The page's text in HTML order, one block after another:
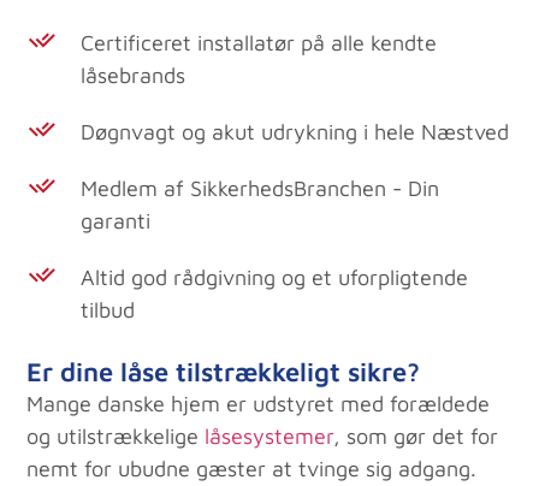
Certificeret installatør på alle kendte
låsebrands
Døgnvagt og akut udrykning i hele Næstved
Medlem af SikkerhedsBranchen - Din
garanti
Altid god rådgivning og et uforpligtende
tilbud
Er dine låse tilstrækkeligt sikre?
Mange danske hjem er udstyret med forældede
og utilstrækkelige låsesystemer, som gør det for
nemt for ubudne gæster at tvinge sig adgang.